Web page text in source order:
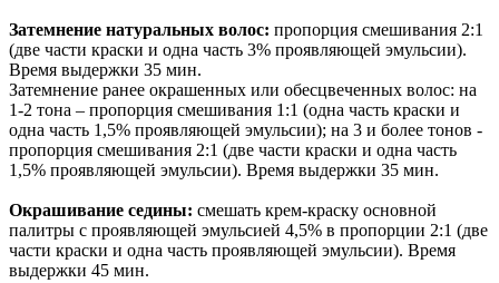
Затемнение натуральных волос: пропорция смешивания 2:1
(две части краски и одна часть 3% проявляющей эмульсии).
Время выдержки 35 мин.
Затемнение ранее окрашенных или обесцвеченных волос: на
1-2 тона – пропорция смешивания 1:1 (одна часть краски и
одна часть 1,5% проявляющей эмульсии); на 3 и более тонов -
пропорция смешивания 2:1 (две части краски и одна часть
1,5% проявляющей эмульсии). Время выдержки 35 мин.
Окрашивание седины: смешать крем-краску основной
палитры с проявляющей эмульсией 4,5% в пропорции 2:1 (две
части краски и одна часть проявляющей эмульсии). Время
выдержки 45 мин.